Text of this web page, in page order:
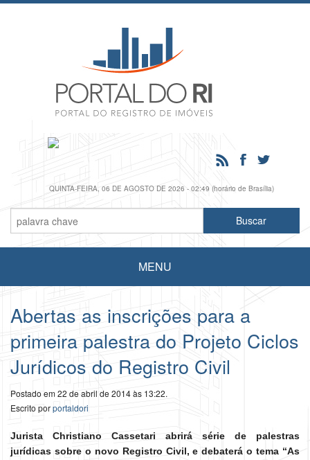
QUINTA-FEIRA, 06 DE AGOSTO DE 2026 - 02:49 (horário de Brasília)
MENU
Abertas as inscrições para a
primeira palestra do Projeto Ciclos
Jurídicos do Registro Civil
Postado em 22 de abril de 2014 às 13:22.
Escrito porportaldori
Jurista Christiano Cassetari abrirá série de palestras
jurídicas sobre o novo Registro Civil, e debaterá o tema “As